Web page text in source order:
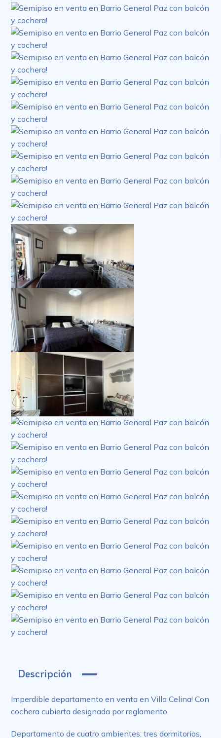
Descripción
Imperdible departamento en venta en Villa Celina! Con
cochera cubierta designada por reglamento.
Departamento de cuatro ambientes: tres dormitorios,